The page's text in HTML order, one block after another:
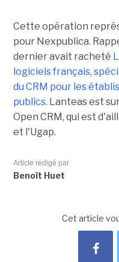
Cette opération
pour Nexpublica.
dernier avait racheté
logiciels français,
du CRM pour les
publics. Lanteas est
Open CRM, qui est
et l'Ugap.
Article rédigé par
Benoît Huet
Cet article